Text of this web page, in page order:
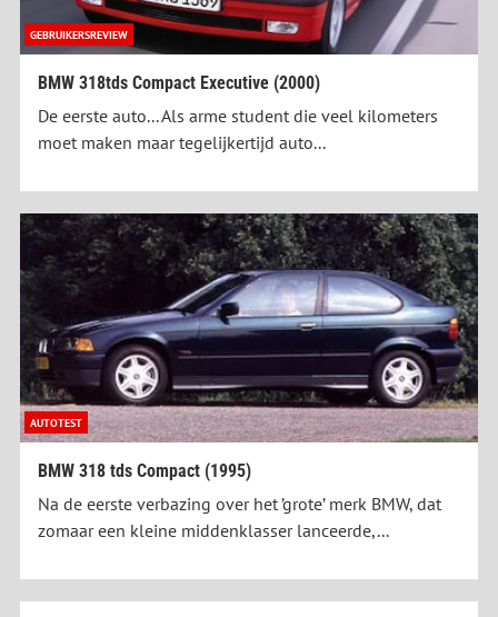
GEBRUIKERSREVIEW
BMW 318tds Compact Executive (2000)
De eerste auto... Als arme student die veel kilometers
moet maken maar tegelijkertijd auto...
AUTOTEST
BMW 318 tds Compact (1995)
Na de eerste verbazing over het ’grote’ merk BMW, dat
zomaar een kleine middenklasser lanceerde,...